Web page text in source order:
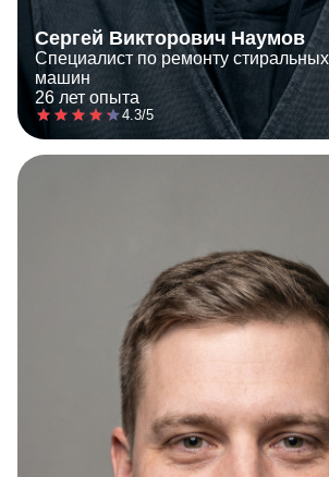
Сергей Викторович Наумов
Специалист по ремонту
машин
26 лет опыта
4.3/5